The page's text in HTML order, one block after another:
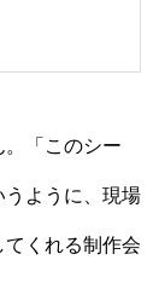
「このシー
うように、現場
くれる制作会